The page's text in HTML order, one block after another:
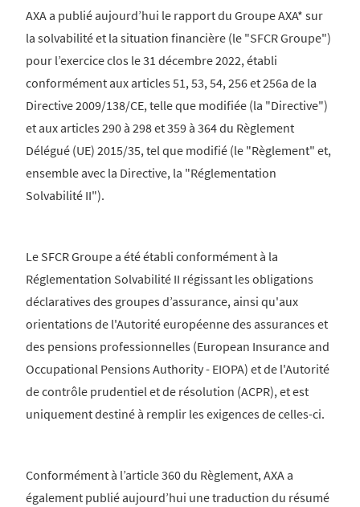
AXA a publié aujourd’hui le rapport du Groupe AXA* sur
la solvabilité et la situation financière (le "SFCR Groupe")
pour l’exercice clos le 31 décembre 2022, établi
conformément aux articles 51, 53, 54, 256 et 256a de la
Directive 2009/138/CE, telle que modifiée (la "Directive")
et aux articles 290 à 298 et 359 à 364 du Règlement
Délégué (UE) 2015/35, tel que modifié (le "Règlement" et,
ensemble avec la Directive, la "Réglementation
Solvabilité II").
Le SFCR Groupe a été établi conformément à la
Réglementation Solvabilité II régissant les obligations
déclaratives des groupes d’assurance, ainsi qu'aux
orientations de l'Autorité européenne des assurances et
des pensions professionnelles (European Insurance and
Occupational Pensions Authority - EIOPA) et de l'Autorité
de contrôle prudentiel et de résolution (ACPR), et est
uniquement destiné à remplir les exigences de celles-ci.
Conformément à l’article 360 du Règlement, AXA a
également publié aujourd’hui une traduction du résumé